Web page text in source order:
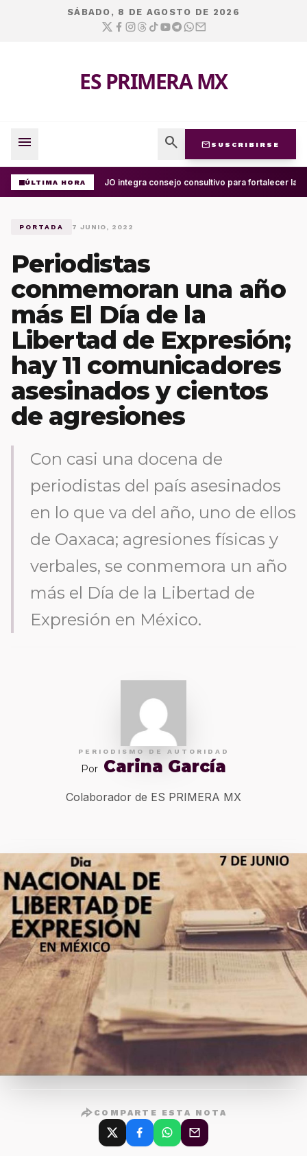
SÁBADO, 8 DE AGOSTO DE 2026
ES PRIMERA MX
menu search mail SUSCRIBIRSE
ÚLTIMA HORAUABJO integra consejo consultivo para fortalecer la
PORTADA 7 JUNIO, 2022
Periodistas
conmemoran una año
más El Día de la
Libertad de Expresión;
hay 11 comunicadores
asesinados y cientos
de agresiones
Con casi una docena de
periodistas del país asesinados
en lo que va del año, uno de ellos
de Oaxaca; agresiones físicas y
verbales, se conmemora un año
más el Día de la Libertad de
Expresión en México.
PERIODISMO DE AUTORIDAD
Por Carina García
Colaborador de ES PRIMERA MX
COMPARTE ESTA NOTA